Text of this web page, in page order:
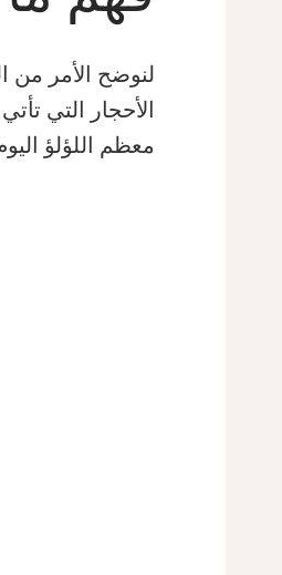
لنوضح الأمر من
الأحجار التي
معظم اللؤلؤ